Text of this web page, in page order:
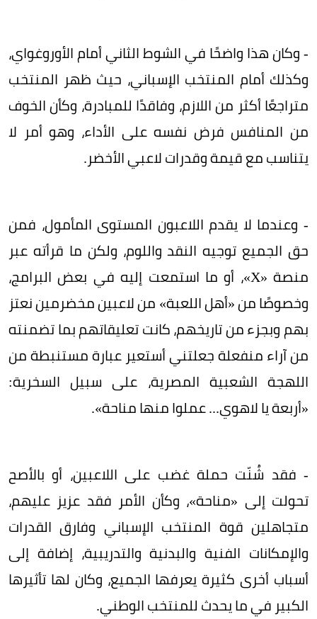
- وكان هذا واضحًا في الشوط الثاني أمام الأوروغواي،
وكذلك أمام المنتخب الإسباني، حيث ظهر المنتخب
متراجعًا أكثر من اللازم، وفاقدًا للمبادرة، وكأن الخوف
من المنافس فرض نفسه على الأداء، وهو أمر لا
يتناسب مع قيمة وقدرات لاعبي الأخضر.
- وعندما لا يقدم اللاعبون المستوى المأمول، فمن
حق الجميع توجيه النقد واللوم، ولكن ما قرأته عبر
منصة «X»، أو ما استمعت إليه في بعض البرامج،
وخصوصًا من «أهل اللعبة» من لاعبين مخضرمين نعتز
بهم وبجزء من تاريخهم، كانت تعليقاتهم بما تضمنته
من آراء منفعلة جعلتني أستعير عبارة مستنبطة من
اللهجة الشعبية المصرية، على سبيل السخرية:
«أربعة يا لاهوي... عملوا منها مناحة».
- فقد شُنّت حملة غضب على اللاعبين، أو بالأصح
تحولت إلى «مناحة»، وكأن الأمر فقد عزيز عليهم،
متجاهلين قوة المنتخب الإسباني وفارق القدرات
والإمكانات الفنية والبدنية والتدريبية، إضافة إلى
أسباب أخرى كثيرة يعرفها الجميع، وكان لها تأثيرها
الكبير في ما يحدث للمنتخب الوطني.